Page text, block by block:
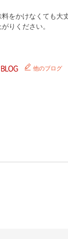
をかけなくても大
りください。
他のブログ